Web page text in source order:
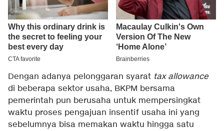
Dengan adanya pelonggaran syarat tax allowance
di beberapa sektor usaha, BKPM bersama
pemerintah pun berusaha untuk mempersingkat
waktu proses pengajuan insentif usaha ini yang
sebelumnya bisa memakan waktu hingga satu